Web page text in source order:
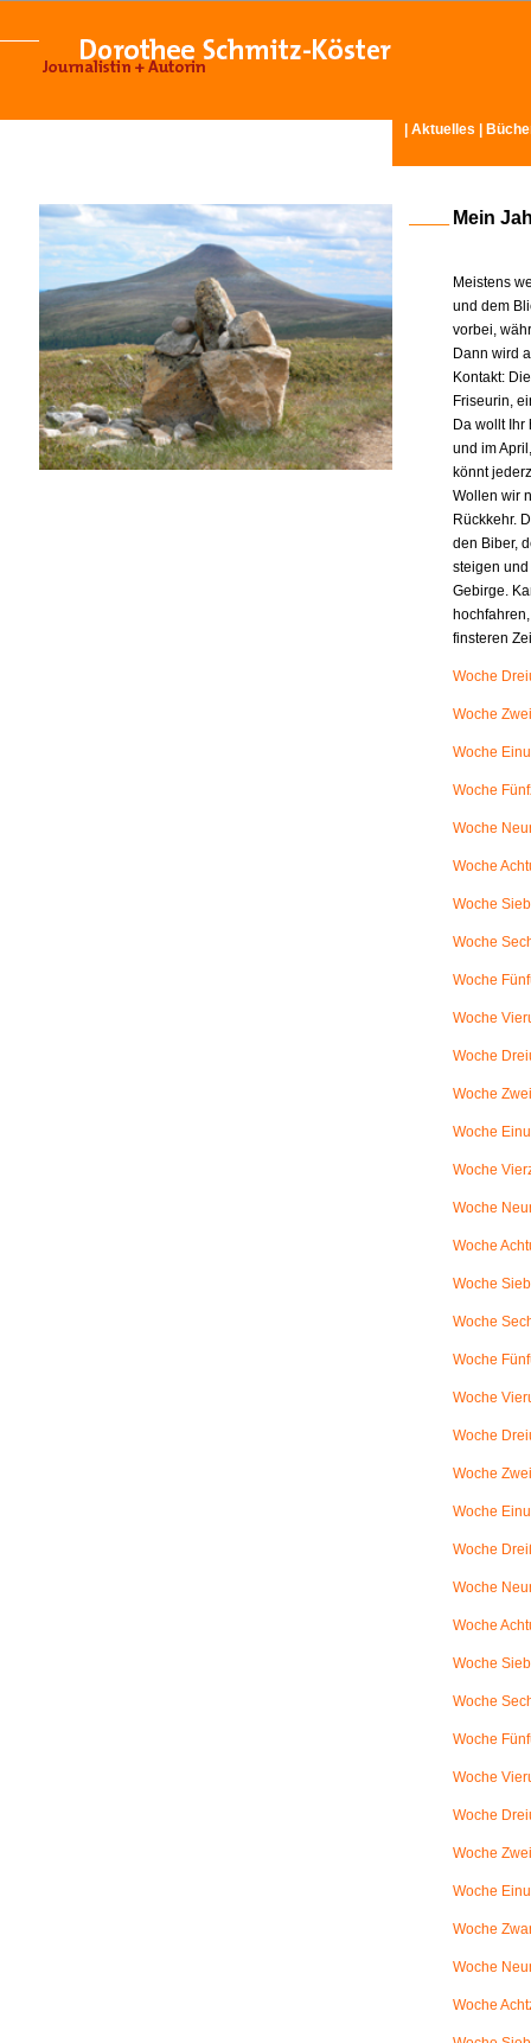
Aktuelles
Mein
Meistens
und dem
vorbei,
Dann wird
Kontakt:
Friseurin,
Da wollt
und im
könnt
Wollen wir
Rückkehr.
den Biber,
steigen
Gebirge.
finsteren
Woche
Woche
Woche
Woche
Woche
Woche
Woche
Woche
Woche
Woche
Woche
Woche
Woche
Woche
Woche
Woche
Woche
Woche
Woche
Woche
Woche
Woche
Woche
Woche
Woche
Woche
Woche
Woche
Woche
Woche
Woche
Woche
Woche
Woche
Woche
Woche